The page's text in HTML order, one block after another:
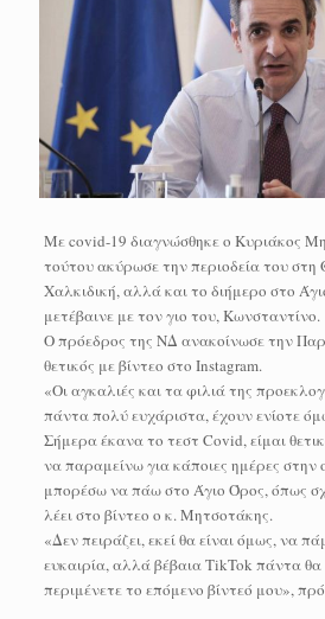
Με covid-19 διαγνώσθηκε ο Κυριάκος
τούτου ακύρωσε την περιοδεία του στη
Χαλκιδική, αλλά και το διήμερο στο
μετέβαινε με τον γιο του, Κωνσταντίνο.
Ο πρόεδρος της ΝΔ ανακοίνωσε την
θετικός με βίντεο στο Instagram.
«Οι αγκαλιές και τα φιλιά της
πάντα πολύ ευχάριστα, έχουν ενίοτε
Σήμερα έκανα το τεστ Covid, είμαι
να παραμείνω για κάποιες ημέρες στην
μπορέσω να πάω στο Άγιο Όρος, όπως
λέει στο βίντεο ο κ. Μητσοτάκης.
«Δεν πειράζει, εκεί θα είναι όμως, να
ευκαιρία, αλλά βέβαια TikTok πάντα
περιμένετε το επόμενο βίντεό μου»,